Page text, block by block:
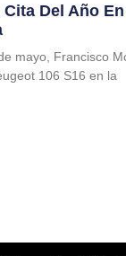
Del Año
mayo, Francisco
106 S16 en la